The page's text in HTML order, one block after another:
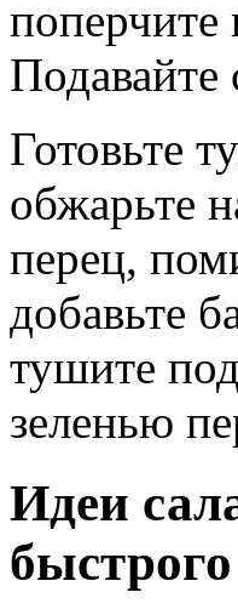
поперчите
Готовьте
обжарьте
перец,
добавьте
тушите
зеленью
Идеи